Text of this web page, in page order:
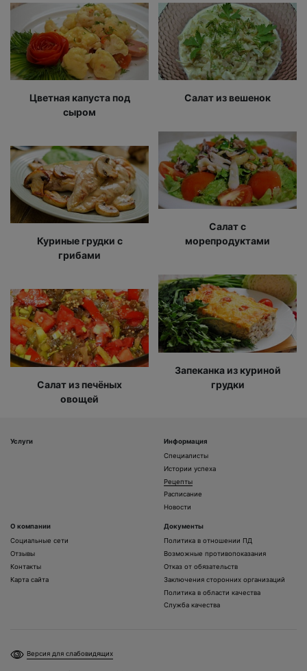
Цветная капуста под
сыром
Куриные грудки с
грибами
Салат из печёных
овощей
Салат из вешенок
Салат с
морепродуктами
Запеканка из куриной
грудки
Услуги
Информация
Специалисты
Истории успеха
Рецепты
Расписание
Новости
О компании
Социальные сети
Отзывы
Контакты
Карта сайта
Документы
Политика в отношении ПД
Возможные противопоказания
Отказ от обязательств
Заключения сторонних организаций
Политика в области качества
Служба качества
Версия для слабовидящих